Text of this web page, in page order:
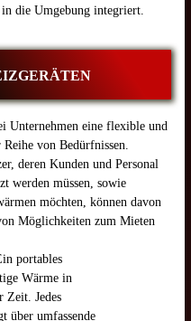
die Umgebung integriert.
Unternehmen eine flexible und
von Bedürfnissen.
deren Kunden und Personal
werden müssen, sowie
möchten, können davon
Möglichkeiten zum Mieten
portables
Wärme in
Zeit. Jedes
über umfassende